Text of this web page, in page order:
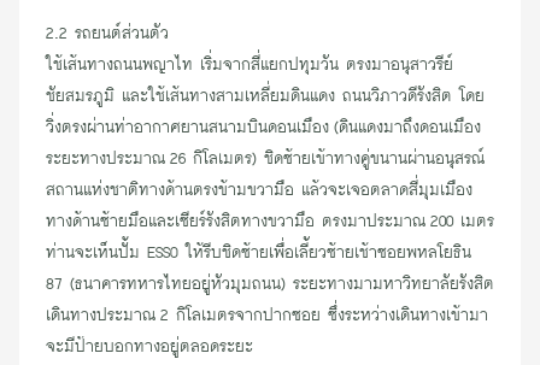
2.2 รถยนต์ส่วนตัว
ใช้เส้นทางถนนพญาไท เริ่มจากสี่แยกปทุมวัน ตรงมาอนุสาวรีย์
ชัยสมรภูมิ และใช้เส้นทางสามเหลี่ยมดินแดง ถนนวิภาวดีรังสิต โดย
วิ่งตรงผ่านท่าอากาศยานสนามบินดอนเมือง (ดินแดงมาถึงดอนเมือง
ระยะทางประมาณ 26 กิโลเมตร) ชิดซ้ายเข้าทางคู่ขนานผ่านอนุสรณ์
สถานแห่งชาติทางด้านตรงข้ามขวามือ แล้วจะเจอตลาดสี่มุมเมือง
ทางด้านซ้ายมือและเซียร์รังสิตทางขวามือ ตรงมาประมาณ 200 เมตร
ท่านจะเห็นปั้ม ESSO ให้รีบชิดซ้ายเพื่อเลี้ยวซ้ายเช้าซอยพหลโยธิน
87 (ธนาคารทหารไทยอยู่หัวมุมถนน) ระยะทางมามหาวิทยาลัยรังสิต
เดินทางประมาณ 2 กิโลเมตรจากปากซอย ซึ่งระหว่างเดินทางเข้ามา
จะมีป้ายบอกทางอยู่ตลอดระยะ